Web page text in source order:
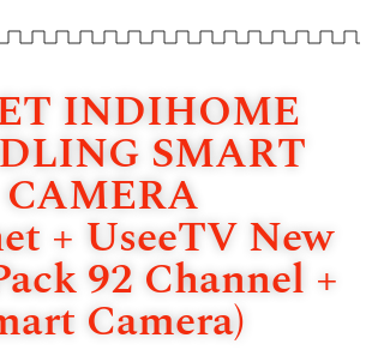
INDIHOME
SMART
CAMERA
+ UseeTV New
92 Channel +
Camera)